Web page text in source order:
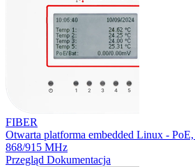
FIBER
Otwarta platforma embedded Linux -
868/915 MHz
Przegląd Dokumentacja